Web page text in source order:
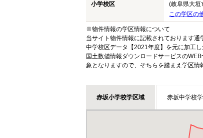
小学校区
(岐阜県大垣
この学区の
※物件情報の学区情報について
当サイト物件情報に記載されております
中学校区データ【2021年度】を元に加工
国土数値情報ダウンロードサービスの
象となりますので、そちらを踏まえ学区情
赤坂小学校学区域 赤坂中学校